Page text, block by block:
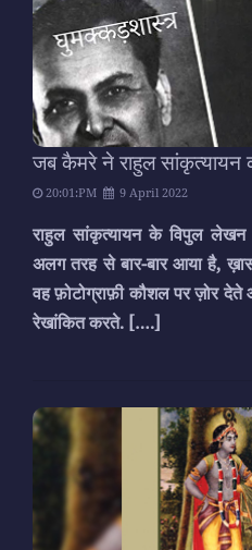
जब कैमरे ने राहुल सांकृत्यायन
20:01:PM 9 April 2022
राहुल सांकृत्यायन के विपुल लेखन
अलग तरह से बार-बार आया है,
वह फ़ोटोग्राफ़ी कौशल पर ज़ोर
रेखांकित करते. [….]